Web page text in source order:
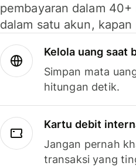
pembayaran dalam
dalam satu akun,
Kelola uang saat
Simpan mata
hitungan detik.
Kartu debit
Jangan pernah
transaksi yang